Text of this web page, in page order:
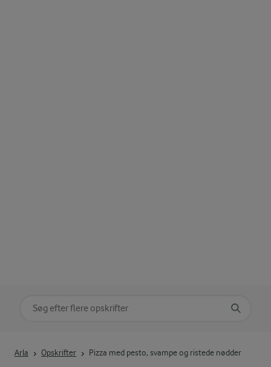
Arla Opskrifter Pizza med pesto, svampe og ristede nødder
Søg på kategori